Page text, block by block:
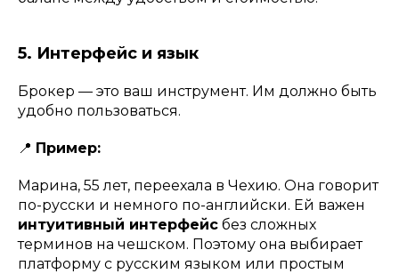
5. Интерфейс и язык
Брокер — это ваш инструмент. Им должно быть
удобно пользоваться.
📍 Пример:
Марина, 55 лет, переехала в Чехию. Она говорит
по-русски и немного по-английски. Ей важен
интуитивный интерфейс без сложных
терминов на чешском. Поэтому она выбирает
платформу с русским языком или простым